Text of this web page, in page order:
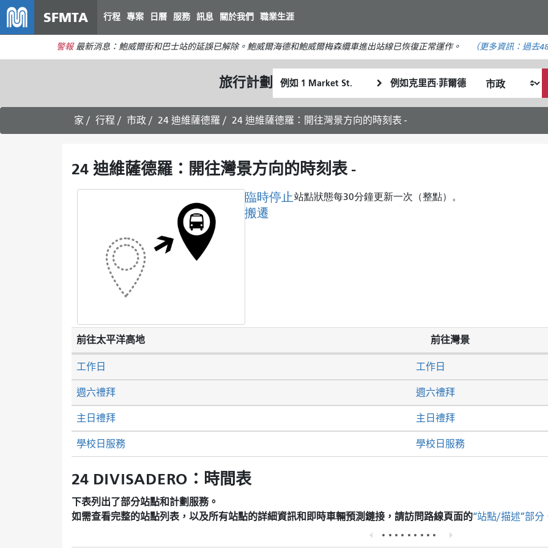
主
要
內
容
SFMTA 行程 專案 日曆 服務 訊息 關於我們 職業生涯
警報 最新消息：鮑威爾街和巴士站的延誤已解除。鮑威爾海德和鮑威爾梅森纜車進出站線已恢復正常運作。 （更多資訊： 過去
旅行計劃
起
始
位
置
終
點
位
置
我
希
的
式
家 行程 市政 24 迪維薩德羅 24 迪維薩德羅：開往灣景方向的時刻表 -
24 迪維薩德羅：開往灣景方向的時刻表 -
臨時停止
搬遷
站點狀態每30分鐘更新一次（整點）。
前往太平洋高地 前往灣景
週六禮拜 週六禮拜
主日禮拜 主日禮拜
工作日 工作日
學校日服務 學校日服務
24 DIVISADERO：時間表
下表列出了部分站點和計劃服務。
如需查看完整的站點列表，以及所有站點的詳細資訊和即時車輛預測鏈接，請訪問路線頁面的“站點/描述”部分